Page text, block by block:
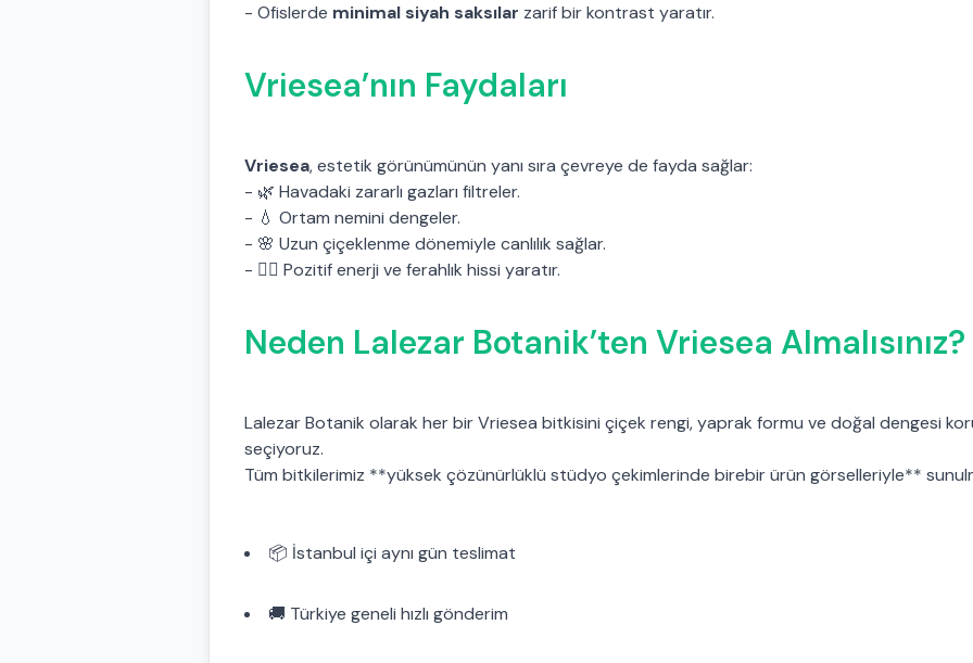
- Ofislerde minimal siyah saksılar zarif bir kontrast yaratır.
Vriesea’nın Faydaları
Vriesea, estetik görünümünün yanı sıra çevreye de fayda sağlar:
- 🌿 Havadaki zararlı gazları filtreler.
- 💧 Ortam nemini dengeler.
- 🌸 Uzun çiçeklenme dönemiyle canlılık sağlar.
- 🧘‍♀️ Pozitif enerji ve ferahlık hissi yaratır.
Neden Lalezar Botanik’ten Vriesea Almalısınız?
Lalezar Botanik olarak her bir Vriesea bitkisini çiçek rengi, yaprak formu ve doğal dengesi
seçiyoruz.
Tüm bitkilerimiz **yüksek çözünürlüklü stüdyo çekimlerinde birebir ürün görselleriyle**
📦 İstanbul içi aynı gün teslimat
🚚 Türkiye geneli hızlı gönderim